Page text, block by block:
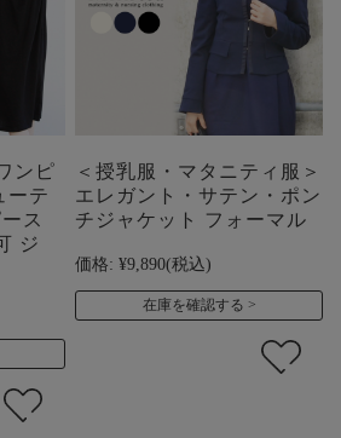
ンピ
ーテ
ス
ジ
＜授乳服・マタニティ服＞
エレガント・サテン・ポン
チジャケット フォーマル
価格: ¥9,890(税込)
在庫を確認する